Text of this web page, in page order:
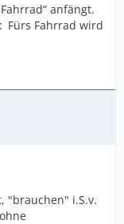
anfängt.
Fürs Fahrrad wird
"brauchen" i.S.v.